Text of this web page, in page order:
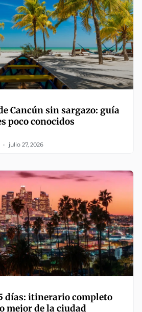
Cancún sin sargazo: guía
poco conocidos
julio 27, 2026
días: itinerario completo
mejor de la ciudad